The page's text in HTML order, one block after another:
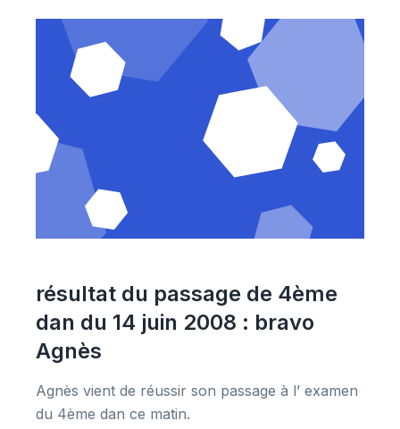
résultat du passage de 4ème
dan du 14 juin 2008 : bravo
Agnès
Agnès vient de réussir son passage à l’ examen
du 4ème dan ce matin.